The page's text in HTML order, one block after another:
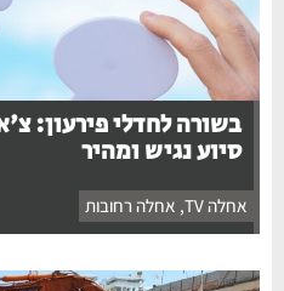
בשורה לחדלי פירעון:
סיוע נגיש ומהיר
אחלה TV , אחלה רחובות